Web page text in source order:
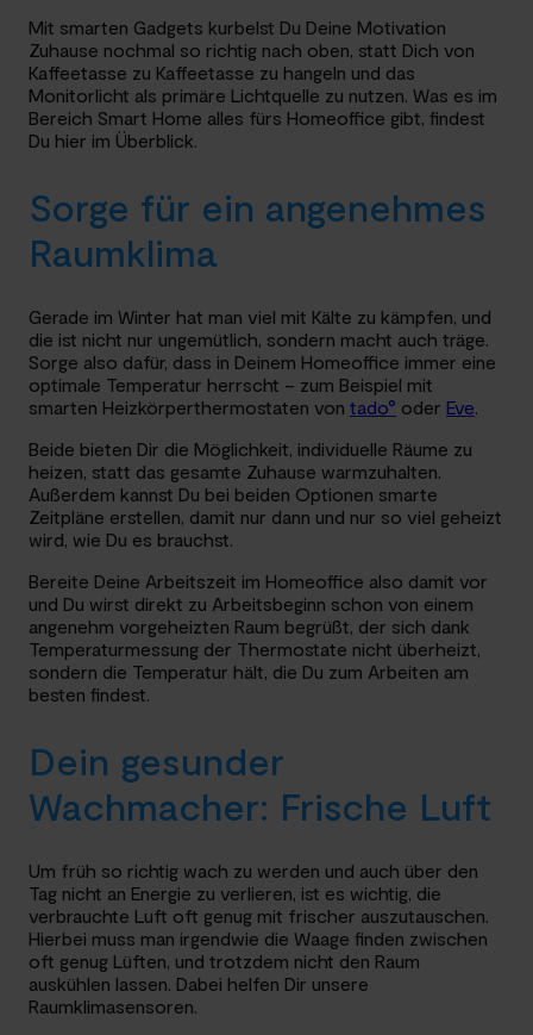
Mit smarten Gadgets kurbelst Du Deine Motivation
Zuhause nochmal so richtig nach oben, statt Dich von
Kaffeetasse zu Kaffeetasse zu hangeln und das
Monitorlicht als primäre Lichtquelle zu nutzen. Was es im
Bereich Smart Home alles fürs Homeoffice gibt, findest
Du hier im Überblick.
Sorge für ein angenehmes
Raumklima
Gerade im Winter hat man viel mit Kälte zu kämpfen, und
die ist nicht nur ungemütlich, sondern macht auch träge.
Sorge also dafür, dass in Deinem Homeoffice immer eine
optimale Temperatur herrscht – zum Beispiel mit
smarten Heizkörperthermostaten von tado° oder Eve.
Beide bieten Dir die Möglichkeit, individuelle Räume zu
heizen, statt das gesamte Zuhause warmzuhalten.
Außerdem kannst Du bei beiden Optionen smarte
Zeitpläne erstellen, damit nur dann und nur so viel geheizt
wird, wie Du es brauchst.
Bereite Deine Arbeitszeit im Homeoffice also damit vor
und Du wirst direkt zu Arbeitsbeginn schon von einem
angenehm vorgeheizten Raum begrüßt, der sich dank
Temperaturmessung der Thermostate nicht überheizt,
sondern die Temperatur hält, die Du zum Arbeiten am
besten findest.
Dein gesunder
Wachmacher: Frische Luft
Um früh so richtig wach zu werden und auch über den
Tag nicht an Energie zu verlieren, ist es wichtig, die
verbrauchte Luft oft genug mit frischer auszutauschen.
Hierbei muss man irgendwie die Waage finden zwischen
oft genug Lüften, und trotzdem nicht den Raum
auskühlen lassen. Dabei helfen Dir unsere
Raumklimasensoren.